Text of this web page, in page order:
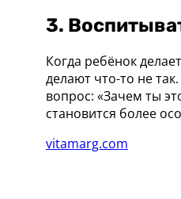
3.
Когда ребёнок
делают что-то не
вопрос: «Зачем ты
становится более
vitamarg.com